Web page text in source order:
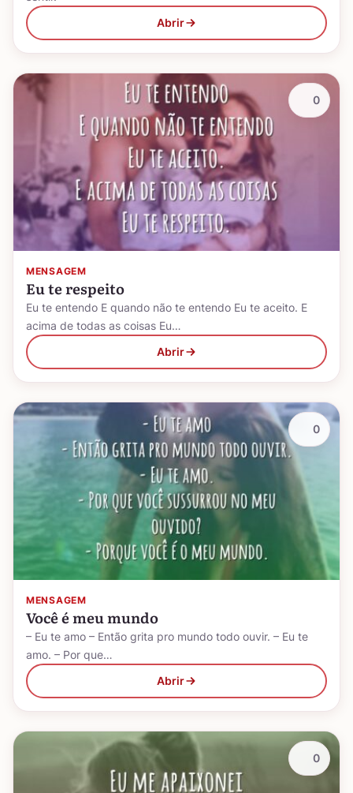
Abrir
MENSAGEM
Eu te respeito
Eu te entendo E quando não te entendo Eu te aceito. E
acima de todas as coisas Eu…
Abrir
0
MENSAGEM
Você é meu mundo
– Eu te amo – Então grita pro mundo todo ouvir. – Eu te
amo. – Por que…
Abrir
0
0